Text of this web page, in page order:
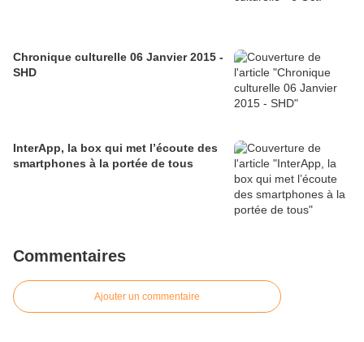
Chronique culturelle 06 Janvier 2015 -
SHD
InterApp, la box qui met l’écoute des
smartphones à la portée de tous
Commentaires
Ajouter un commentaire